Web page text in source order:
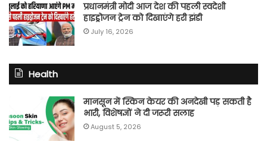
प्रधानमंत्री मोदी आज देश की पहली स्वदेशी
हाइड्रोजन ट्रेन को दिखाएंगे हरी झंडी
July 16, 2026
Health
मानसून में स्किन केयर की अनदेखी पड़ सकती है
भारी, विशेषज्ञों ने दी जरूरी सलाह
August 5, 2026